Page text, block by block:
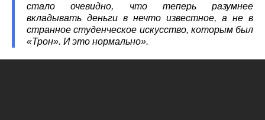
стало очевидно, что теперь разумнее
вкладывать деньги в нечто известное, а не в
странное студенческое искусство, которым был
«Трон». И это нормально».